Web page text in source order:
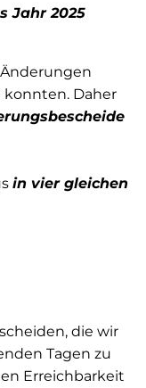
Jahr 2025
Daher
in vier gleichen
die wir
Tagen zu
Erreichbarkeit